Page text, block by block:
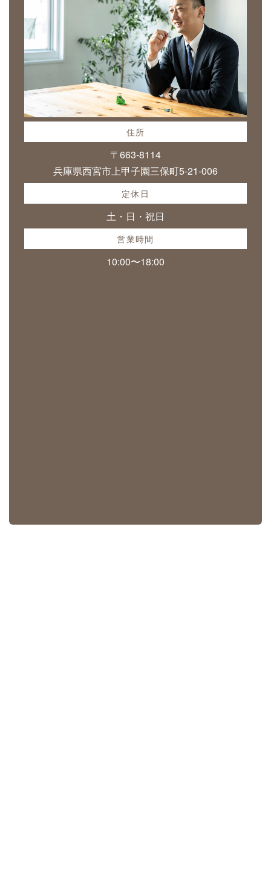
住所
〒663-8114
兵庫県西宮市上甲子園三保町5-21-006
定休日
土・日・祝日
営業時間
10:00〜18:00